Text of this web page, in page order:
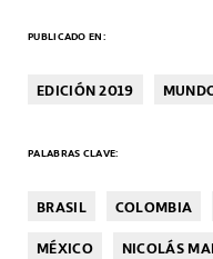
PUBLICADO EN:
EDICIÓN 2019
PALABRAS CLAVE:
BRASIL COLOMBIA
MÉXICO
NICOLÁS